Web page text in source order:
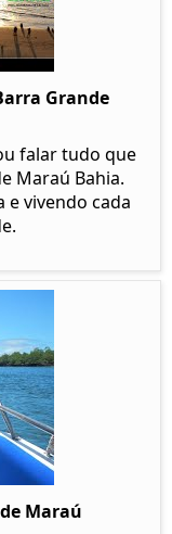
Grande
falar tudo que
Maraú Bahia.
e vivendo cada
Maraú